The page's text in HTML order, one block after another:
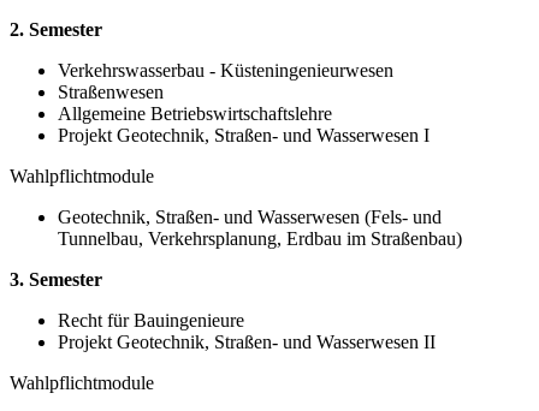
2. Semester
Verkehrswasserbau - Küsteningenieurwesen
Straßenwesen
Allgemeine Betriebswirtschaftslehre
Projekt Geotechnik, Straßen- und Wasserwesen I
Wahlpflichtmodule
Geotechnik, Straßen- und Wasserwesen (Fels- und
Tunnelbau, Verkehrsplanung, Erdbau im Straßenbau)
3. Semester
Recht für Bauingenieure
Projekt Geotechnik, Straßen- und Wasserwesen II
Wahlpflichtmodule